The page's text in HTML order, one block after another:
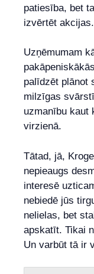
patiesība, bet
izvērtēt akcijas.
Uzņēmumam
palīdzēt plānot
milzīgas
uzmanību kaut
virzienā.
Tātad, jā,
nepieaugs
interesē
nebiedē jūs
nelielas, bet
apskatīt. Tikai
Un varbūt tā ir